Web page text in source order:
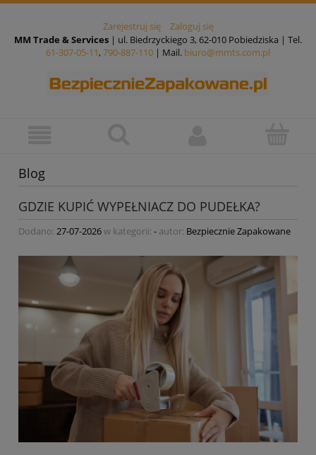
Zarejestruj się
Zaloguj się
MM Trade & Services | ul. Biedrzyckiego 3, 62-010 Pobiedziska | Tel.
61-307-05-11, 790-887-110 | Mail. biuro@mmts.com.pl
Blog
GDZIE KUPIĆ WYPEŁNIACZ DO PUDEŁKA?
Dodano: 27-07-2026w kategorii: - autor: Bezpiecznie Zapakowane